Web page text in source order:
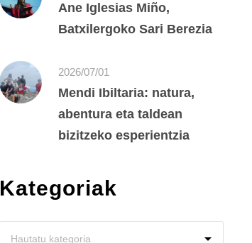
Ane Iglesias Miño,
Batxilergoko Sari Berezia
2026/07/01
Mendi Ibiltaria: natura,
abentura eta taldean
bizitzeko esperientzia
Kategoriak